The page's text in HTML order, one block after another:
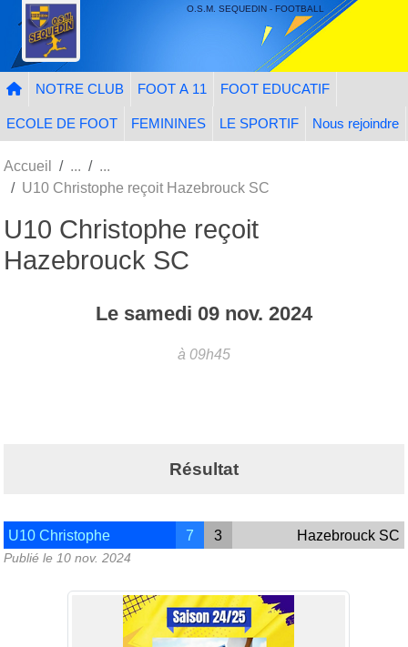
O.S.M. SEQUEDIN - FOOTBALL
NOTRE CLUB FOOT A 11 FOOT EDUCATIF
ECOLE DE FOOT FEMININES LE SPORTIF Nous rejoindre
Accueil
U10 Christophe reçoit Hazebrouck SC
U10 Christophe reçoit
Hazebrouck SC
Le samedi 09 nov. 2024
à 09h45
Résultat
U10 Christophe 7 3 Hazebrouck SC
Publié le 10 nov. 2024
Panneau de gestion des cookies